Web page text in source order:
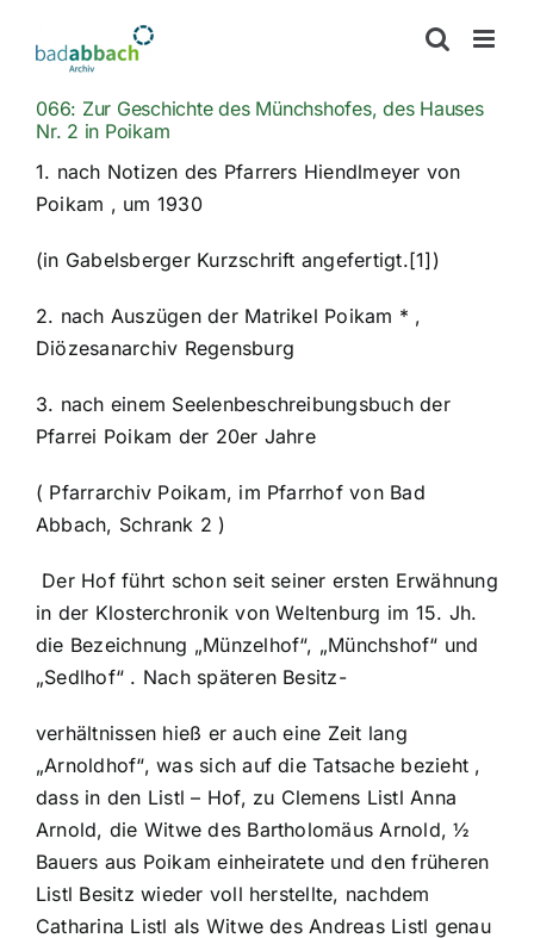
Inhalt
springen
066: Zur Geschichte des Münchshofes, des Hauses
Nr. 2 in Poikam
1. nach Notizen des Pfarrers Hiendlmeyer von
Poikam , um 1930
(in Gabelsberger Kurzschrift angefertigt.[1])
2. nach Auszügen der Matrikel Poikam * ,
Diözesanarchiv Regensburg
3. nach einem Seelenbeschreibungsbuch der
Pfarrei Poikam der 20er Jahre
( Pfarrarchiv Poikam, im Pfarrhof von Bad
Abbach, Schrank 2 )
Der Hof führt schon seit seiner ersten Erwähnung
in der Klosterchronik von Weltenburg im 15. Jh.
die Bezeichnung „Münzelhof“, „Münchshof“ und
„Sedlhof“ . Nach späteren Besitz-
verhältnissen hieß er auch eine Zeit lang
„Arnoldhof“, was sich auf die Tatsache bezieht ,
dass in den Listl – Hof, zu Clemens Listl Anna
Arnold, die Witwe des Bartholomäus Arnold, ½
Bauers aus Poikam einheiratete und den früheren
Listl Besitz wieder voll herstellte, nachdem
Catharina Listl als Witwe des Andreas Listl genau